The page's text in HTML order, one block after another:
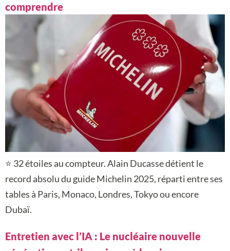
comprendre
⭐ 32 étoiles au compteur. Alain Ducasse détient le
record absolu du guide Michelin 2025, réparti entre ses
tables à Paris, Monaco, Londres, Tokyo ou encore
Dubaï.
Entretien avec l’IA : Le nucléaire nouvelle